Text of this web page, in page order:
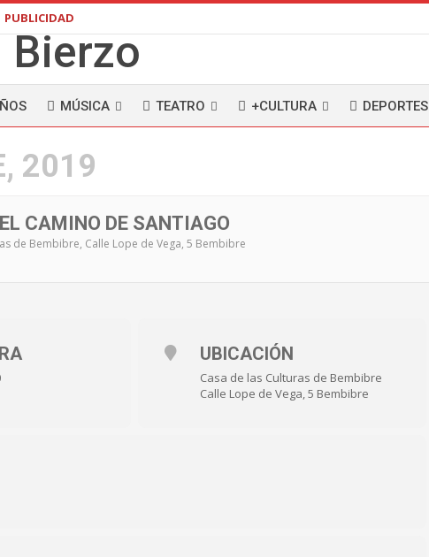
PUBLICIDAD
MÚSICA TEATRO +CULTURA DEPORTES
2019
CAMINO DE SANTIAGO
de Bembibre, Calle Lope de Vega, 5 Bembibre
UBICACIÓN
Casa de las Culturas de Bembibre
Calle Lope de Vega, 5 Bembibre